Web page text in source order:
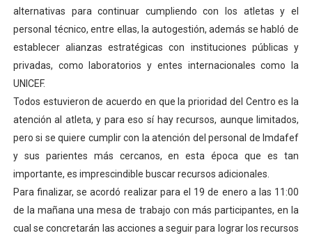
alternativas para continuar cumpliendo con los atletas y el
personal técnico, entre ellas, la autogestión, además se habló de
establecer alianzas estratégicas con instituciones públicas y
privadas, como laboratorios y entes internacionales como la
UNICEF.
Todos estuvieron de acuerdo en que la prioridad del Centro es la
atención al atleta, y para eso sí hay recursos, aunque limitados,
pero si se quiere cumplir con la atención del personal de Imdafef
y sus parientes más cercanos, en esta época que es tan
importante, es imprescindible buscar recursos adicionales.
Para finalizar, se acordó realizar para el 19 de enero a las 11:00
de la mañana una mesa de trabajo con más participantes, en la
cual se concretarán las acciones a seguir para lograr los recursos